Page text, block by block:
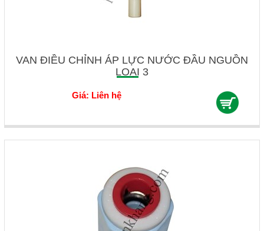
VAN ĐIỀU CHỈNH ÁP LỰC NƯỚC ĐẦU NGUỒN
LOẠI 3
Giá: Liên hệ